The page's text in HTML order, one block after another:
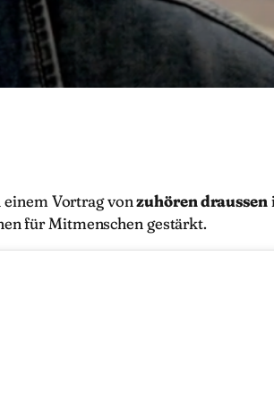
einem Vortrag vonzuhören draussen
für Mitmenschen gestärkt.